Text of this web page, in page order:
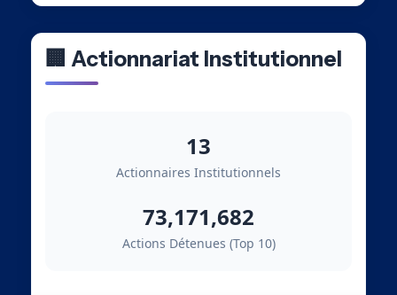
🏢 Actionnariat Institutionnel
13
Actionnaires Institutionnels
73,171,682
Actions Détenues (Top 10)